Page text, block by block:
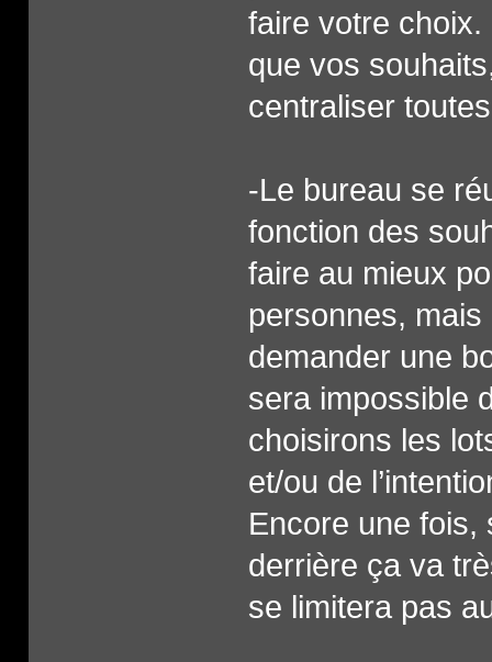
faire votre choix.
que vos
centraliser
-Le bureau se
fonction des
faire au mieux
personnes,
demander une
sera impossible
choisirons les
et/ou de
Encore une fois,
derrière ça va
se limitera pas